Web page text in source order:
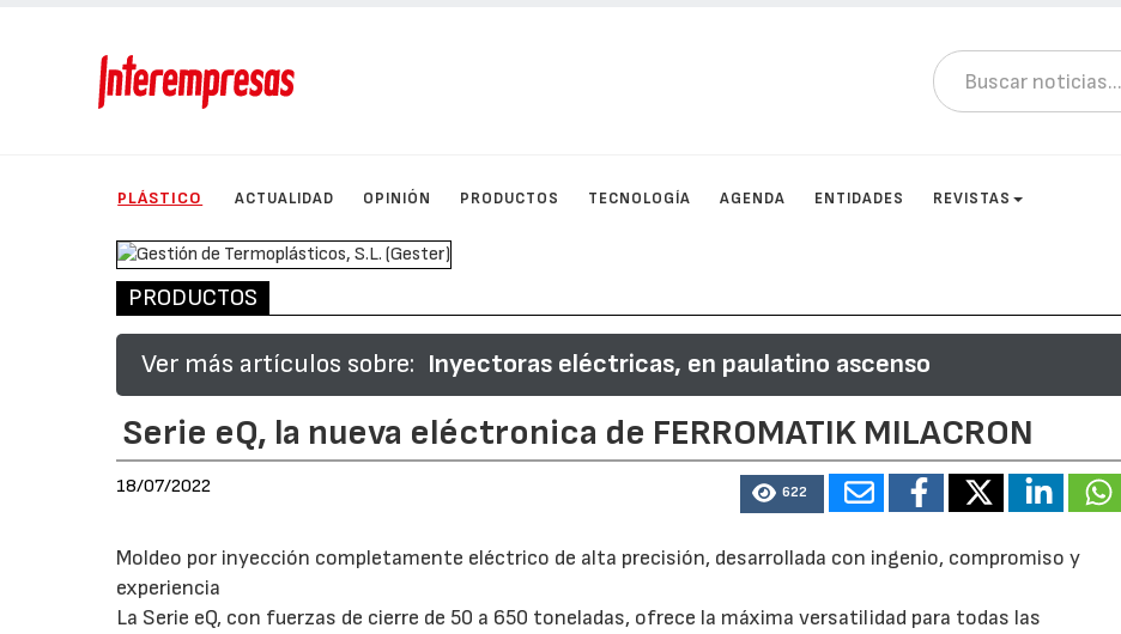
PLÁSTICO ACTUALIDAD OPINIÓN PRODUCTOS TECNOLOGÍA AGENDA ENTIDADES REVISTAS
PRODUCTOS
Ver más artículos sobre: Inyectoras eléctricas, en paulatino ascenso
Serie eQ, la nueva eléctronica de FERROMATIK MILACRON
18/07/2022 622
Moldeo por inyección completamente eléctrico de alta precisión, desarrollada con ingenio, compromiso y
experiencia
La Serie eQ, con fuerzas de cierre de 50 a 650 toneladas, ofrece la máxima versatilidad para todas las